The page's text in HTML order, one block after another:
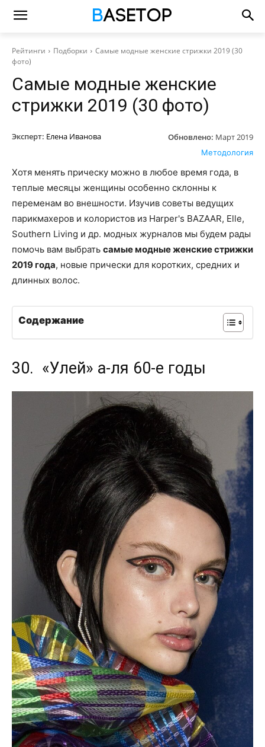
Рейтинги Подборки
Самые модные женские стрижки 2019 (30
фото)
Самые модные женские
стрижки 2019 (30 фото)
Эксперт: Елена Иванова Обновлено: Март 2019
Методология
Хотя менять прическу можно в любое время года, в
теплые месяцы женщины особенно склонны к
переменам во внешности. Изучив советы ведущих
парикмахеров и колористов из Harper's BAZAAR, Elle,
Southern Living и др. модных журналов мы будем рады
помочь вам выбрать самые модные женские стрижки
2019 года, новые прически для коротких, средних и
длинных волос.
Содержание
30. «Улей» а-ля 60-е годы